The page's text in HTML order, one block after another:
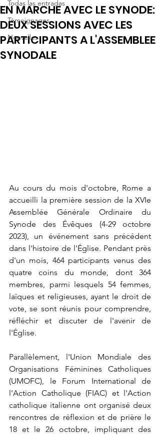
Todas las entradas
Témoignages
Nouvelles
EN MARCHE AVEC LE SYNODE:
DEUX SESSIONS AVEC LES
PARTICIPANTS A L'ASSEMBLEE
SYNODALE
Au cours du mois d'octobre, Rome a
accueilli la première session de la XVIe
Assemblée Générale Ordinaire du
Synode des Évêques (4-29 octobre
2023), un événement sans précédent
dans l'histoire de l'Église. Pendant près
d'un mois, 464 participants venus des
quatre coins du monde, dont 364
membres, parmi lesquels 54 femmes,
laïques et religieuses, ayant le droit de
vote, se sont réunis pour comprendre,
réfléchir et discuter de l'avenir de
l'Église.
Parallèlement, l'Union Mondiale des
Organisations Féminines Catholiques
(UMOFC), le Forum International de
l'Action Catholique (FIAC) et l'Action
catholique italienne ont organisé deux
rencontres de réflexion et de prière le
18 et le 26 octobre, impliquant des